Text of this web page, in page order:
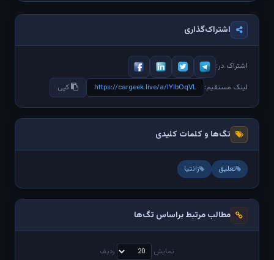
اشتراک‌گذاری
اشتراک در:
لینک مستقیم: https://cargeek.live/a/lYIbOqVL کپی
تگ‌ها و کلمات کلیدی
تعلیق زانتیا
مطالب مرتبط براساس تگ‌ها
نمایش ردیف